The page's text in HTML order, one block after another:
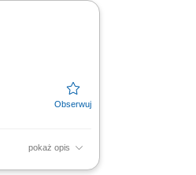
pokaż opis